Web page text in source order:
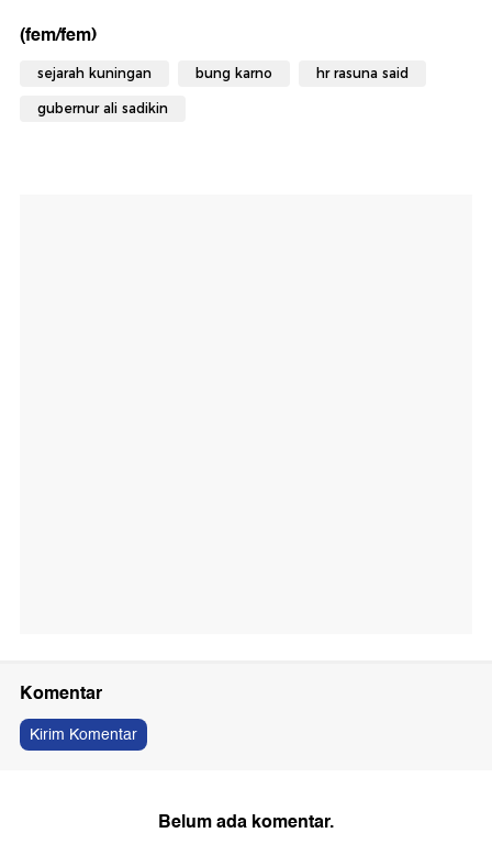
(fem/fem)
sejarah kuningan bung karno hr rasuna said
gubernur ali sadikin
Komentar
Kirim Komentar
Belum ada komentar.